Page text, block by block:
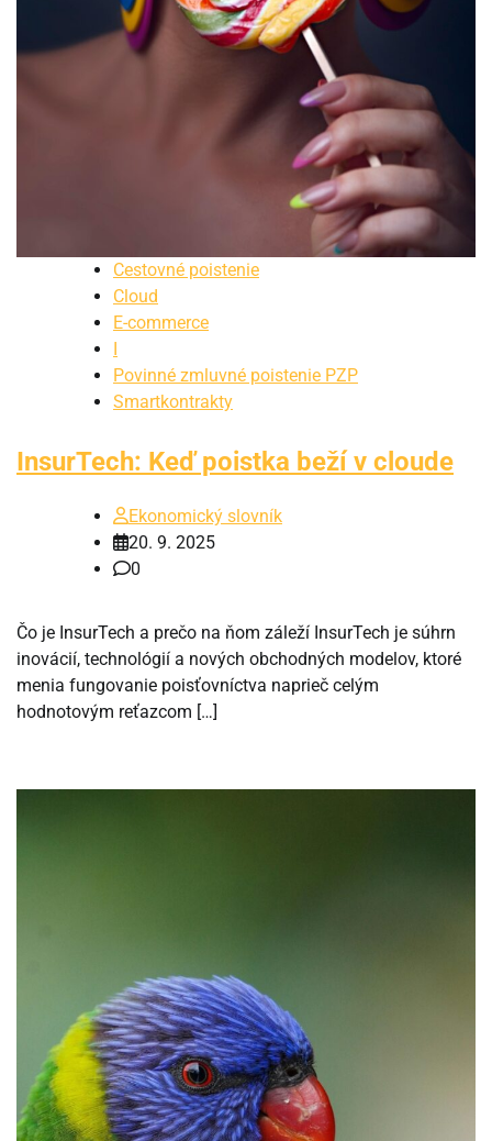
Cestovné poistenie
Cloud
E-commerce
I
Povinné zmluvné poistenie PZP
Smartkontrakty
InsurTech: Keď poistka beží v cloude
Ekonomický slovník
20. 9. 2025
0
Čo je InsurTech a prečo na ňom záleží InsurTech je súhrn
inovácií, technológií a nových obchodných modelov, ktoré
menia fungovanie poisťovníctva naprieč celým
hodnotovým reťazcom […]